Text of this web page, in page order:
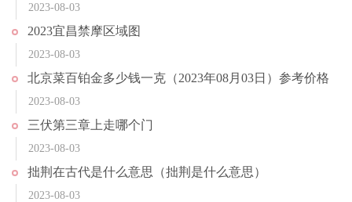
2023-08-03
2023宜昌禁摩区域图
2023-08-03
北京菜百铂金多少钱一克（2023年08月03日）参考价格
2023-08-03
三伏第三章上走哪个门
2023-08-03
拙荆在古代是什么意思（拙荆是什么意思）
2023-08-03